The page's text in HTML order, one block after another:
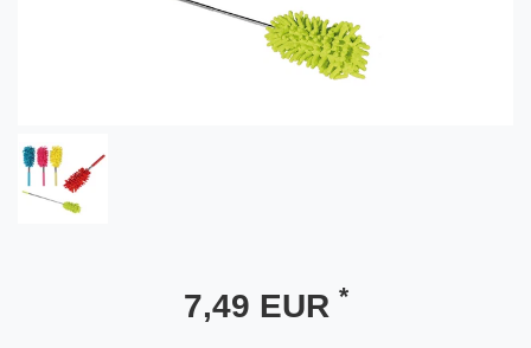
7,49 EUR *